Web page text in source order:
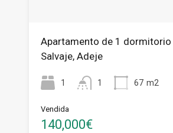
Apartamento de 1 dormitorio
Salvaje, Adeje
1 1 67 m2
Vendida
140,000€